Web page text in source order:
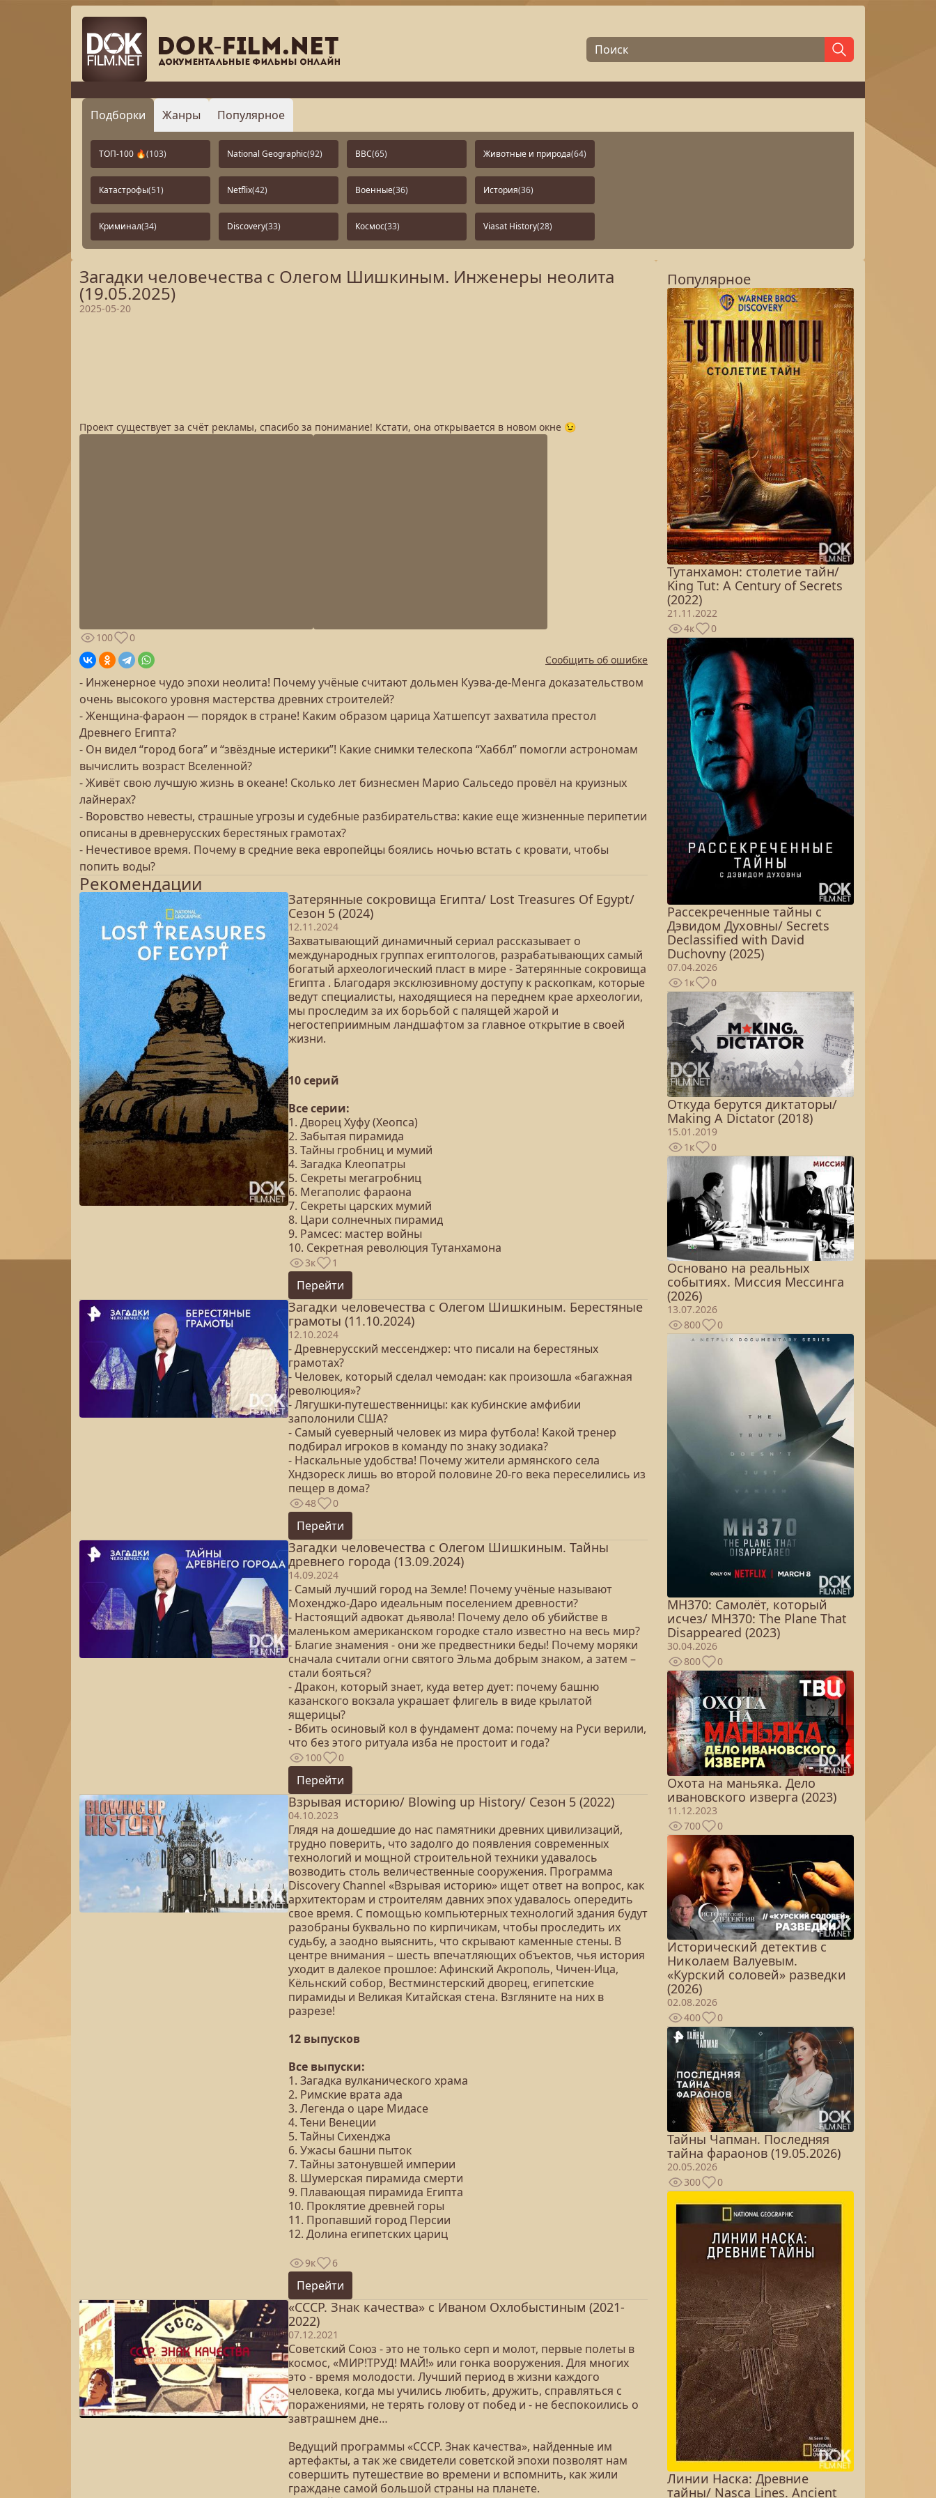
Подборки Жанры Популярное
ТОП-100 🔥(103) National Geographic(92) BBC(65) Животные и природа(64)
Катастрофы(51) Netflix(42) Военные(36) История(36)
Криминал(34) Discovery(33) Космос(33) Viasat History(28)
Загадки человечества с Олегом Шишкиным. Инженеры неолита
(19.05.2025)
2025-05-20
Проект существует за счёт рекламы, спасибо за понимание! Кстати, она открывается в новом окне 😉
100
0
Сообщить об ошибке
- Инженерное чудо эпохи неолита! Почему учёные считают дольмен Куэва-де-Менга доказательством
очень высокого уровня мастерства древних строителей?
- Женщина-фараон — порядок в стране! Каким образом царица Хатшепсут захватила престол
Древнего Египта?
- Он видел “город бога” и “звёздные истерики”! Какие снимки телескопа “Хаббл” помогли астрономам
вычислить возраст Вселенной?
- Живёт свою лучшую жизнь в океане! Сколько лет бизнесмен Марио Сальседо провёл на круизных
лайнерах?
- Воровство невесты, страшные угрозы и судебные разбирательства: какие еще жизненные перипетии
описаны в древнерусских берестяных грамотах?
- Нечестивое время. Почему в средние века европейцы боялись ночью встать с кровати, чтобы
попить воды?
Рекомендации
Затерянные сокровища Египта/ Lost Treasures Of Egypt/
Сезон 5 (2024)
12.11.2024
Захватывающий динамичный сериал рассказывает о
международных группах египтологов, разрабатывающих самый
богатый археологический пласт в мире - Затерянные сокровища
Египта . Благодаря эксклюзивному доступу к раскопкам, которые
ведут специалисты, находящиеся на переднем крае археологии,
мы проследим за их борьбой с палящей жарой и
негостеприимным ландшафтом за главное открытие в своей
жизни.
10 серий
Все серии:
1. Дворец Хуфу (Хеопса)
2. Забытая пирамида
3. Тайны гробниц и мумий
4. Загадка Клеопатры
5. Секреты мегагробниц
6. Мегаполис фараона
7. Секреты царских мумий
8. Цари солнечных пирамид
9. Рамсес: мастер войны
10. Секретная революция Тутанхамона
3к 1
Перейти
Загадки человечества с Олегом Шишкиным. Берестяные
грамоты (11.10.2024)
12.10.2024
- Древнерусский мессенджер: что писали на берестяных
грамотах?
- Человек, который сделал чемодан: как произошла «багажная
революция»?
- Лягушки-путешественницы: как кубинские амфибии
заполонили США?
- Самый суеверный человек из мира футбола! Какой тренер
подбирал игроков в команду по знаку зодиака?
- Наскальные удобства! Почему жители армянского села
Хндзореск лишь во второй половине 20-го века переселились из
пещер в дома?
48 0
Перейти
Загадки человечества с Олегом Шишкиным. Тайны
древнего города (13.09.2024)
14.09.2024
- Самый лучший город на Земле! Почему учёные называют
Мохенджо-Даро идеальным поселением древности?
- Настоящий адвокат дьявола! Почему дело об убийстве в
маленьком американском городке стало известно на весь мир?
- Благие знамения - они же предвестники беды! Почему моряки
сначала считали огни святого Эльма добрым знаком, а затем –
стали бояться?
- Дракон, который знает, куда ветер дует: почему башню
казанского вокзала украшает флигель в виде крылатой
ящерицы?
- Вбить осиновый кол в фундамент дома: почему на Руси верили,
что без этого ритуала изба не простоит и года?
100 0
Перейти
Взрывая историю/ Blowing up History/ Сезон 5 (2022)
04.10.2023
Глядя на дошедшие до нас памятники древних цивилизаций,
трудно поверить, что задолго до появления современных
технологий и мощной строительной техники удавалось
возводить столь величественные сооружения. Программа
Discovery Channel «Взрывая историю» ищет ответ на вопрос, как
архитекторам и строителям давних эпох удавалось опередить
свое время. С помощью компьютерных технологий здания будут
разобраны буквально по кирпичикам, чтобы проследить их
судьбу, а заодно выяснить, что скрывают каменные стены. В
центре внимания – шесть впечатляющих объектов, чья история
уходит в далекое прошлое: Афинский Акрополь, Чичен-Ица,
Кёльнский собор, Вестминстерский дворец, египетские
пирамиды и Великая Китайская стена. Взгляните на них в
разрезе!
12 выпусков
Все выпуски:
1. Загадка вулканического храма
2. Римские врата ада
3. Легенда о царе Мидасе
4. Тени Венеции
5. Тайны Сихенджа
6. Ужасы башни пыток
7. Тайны затонувшей империи
8. Шумерская пирамида смерти
9. Плавающая пирамида Египта
10. Проклятие древней горы
11. Пропавший город Персии
12. Долина египетских цариц
9к 6
Перейти
«СССР. Знак качества» с Иваном Охлобыстиным (2021-
2022)
07.12.2021
Советский Союз - это не только серп и молот, первые полеты в
космос, «МИР!ТРУД! МАЙ!» или гонка вооружения. Для многих
это - время молодости. Лучший период в жизни каждого
человека, когда мы учились любить, дружить, справляться с
поражениями, не терять голову от побед и - не беспокоились о
завтрашнем дне…
Ведущий программы «СССР. Знак качества», найденные им
артефакты, а так же свидетели советской эпохи позволят нам
совершить путешествие во времени и вспомнить, как жили
граждане самой большой страны на планете.
Популярное
Тутанхамон: столетие тайн/
King Tut: A Century of Secrets
(2022)
21.11.2022
4к
0
Рассекреченные тайны с
Дэвидом Духовны/ Secrets
Declassified with David
Duchovny (2025)
07.04.2026
1к
0
Откуда берутся диктаторы/
Making A Dictator (2018)
15.01.2019
1к
0
Основано на реальных
событиях. Миссия Мессинга
(2026)
13.07.2026
800
0
MH370: Самолёт, который
исчез/ MH370: The Plane That
Disappeared (2023)
30.04.2026
800
0
Охота на маньяка. Дело
ивановского изверга (2023)
11.12.2023
700
0
Исторический детектив с
Николаем Валуевым.
«Курский соловей» разведки
(2026)
02.08.2026
400
0
Тайны Чапман. Последняя
тайна фараонов (19.05.2026)
20.05.2026
300
0
Линии Наска: Древние
тайны/ Nasca Lines. Ancient